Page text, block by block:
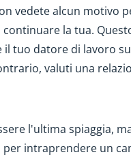
vedete alcun motivo
la tua.
il tuo datore di lavoro
valuti una
l'ultima spiaggia,
intraprendere un